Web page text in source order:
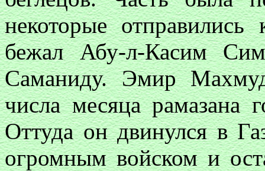
некоторые
бежал Абу-л-Касим
Саманиду. Эмир
числа месяца рамазана
Оттуда он двинулся в
огромным войском и